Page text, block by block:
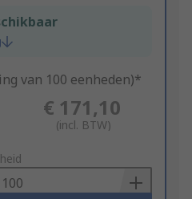
van 100 eenheden)*
€ 171,10
(incl. BTW)